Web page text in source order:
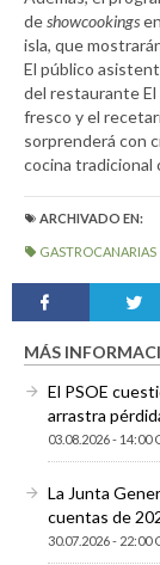
deshowcookings
isla, que
El público
del restaurante El
fresco y el
sorprenderá con
cocina tradicional
ARCHIVADO EN:
GASTROCANARIAS
MÁS
El PSOE
arrastra
03.08.2026 - 14:00
La Junta
cuentas de
30.07.2026 - 22:00